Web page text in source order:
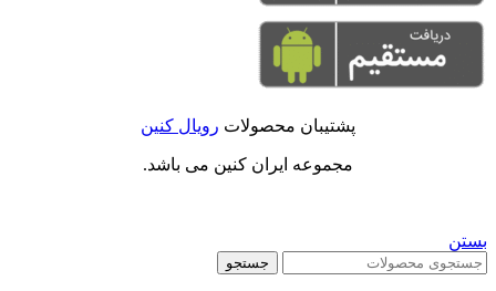
پشتیبان محصولات رویال کنین
مجموعه ایران کنین می باشد.
بستن
جستجو